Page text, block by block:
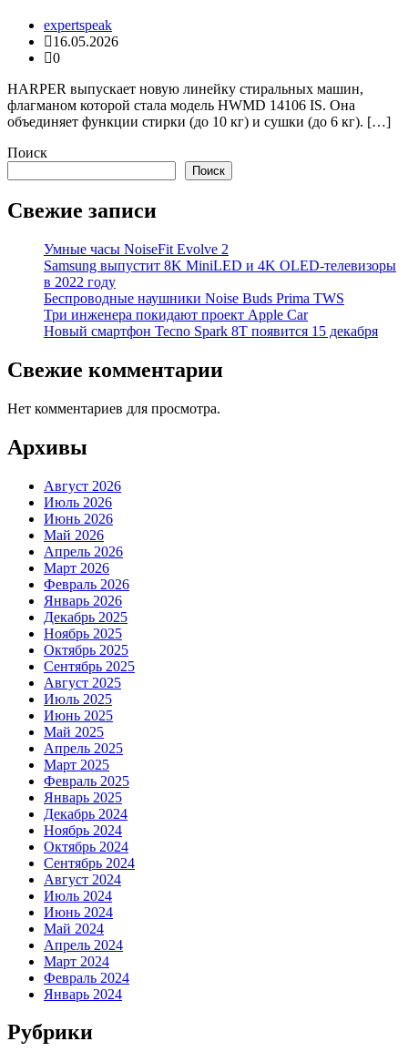
expertspeak
16.05.2026
0
HARPER выпускает новую линейку стиральных машин,
флагманом которой стала модель HWMD 14106 IS. Она
объединяет функции стирки (до 10 кг) и сушки (до 6 кг). […]
Поиск
Поиск
Свежие записи
Умные часы NoiseFit Evolve 2
Samsung выпустит 8K MiniLED и 4K OLED-телевизоры
в 2022 году
Беспроводные наушники Noise Buds Prima TWS
Три инженера покидают проект Apple Car
Новый смартфон Tecno Spark 8T появится 15 декабря
Свежие комментарии
Нет комментариев для просмотра.
Архивы
Август 2026
Июль 2026
Июнь 2026
Май 2026
Апрель 2026
Март 2026
Февраль 2026
Январь 2026
Декабрь 2025
Ноябрь 2025
Октябрь 2025
Сентябрь 2025
Август 2025
Июль 2025
Июнь 2025
Май 2025
Апрель 2025
Март 2025
Февраль 2025
Январь 2025
Декабрь 2024
Ноябрь 2024
Октябрь 2024
Сентябрь 2024
Август 2024
Июль 2024
Июнь 2024
Май 2024
Апрель 2024
Март 2024
Февраль 2024
Январь 2024
Рубрики